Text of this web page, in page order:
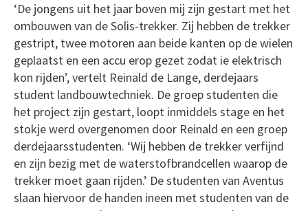
‘De jongens uit het jaar boven mij zijn gestart met het
ombouwen van de Solis-trekker. Zij hebben de trekker
gestript, twee motoren aan beide kanten op de wielen
geplaatst en een accu erop gezet zodat ie elektrisch
kon rijden’, vertelt Reinald de Lange, derdejaars
student landbouwtechniek. De groep studenten die
het project zijn gestart, loopt inmiddels stage en het
stokje werd overgenomen door Reinald en een groep
derdejaarsstudenten. ‘Wij hebben de trekker verfijnd
en zijn bezig met de waterstofbrandcellen waarop de
trekker moet gaan rijden.’ De studenten van Aventus
slaan hiervoor de handen ineen met studenten van de